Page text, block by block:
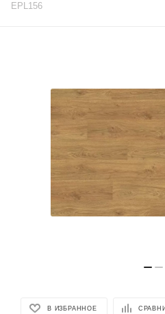
EPL156
В ИЗБРАННОЕ